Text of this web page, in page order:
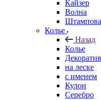
Кайзер
Волна
Колье
Назад
Колье
на леске
с именем
Кулон
Серебро